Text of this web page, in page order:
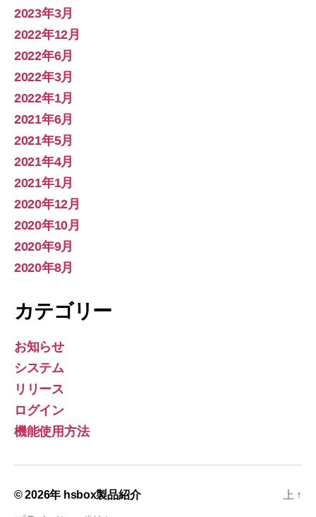
2023年3月
2022年12月
2022年6月
2022年3月
2022年1月
2021年6月
2021年5月
2021年4月
2021年1月
2020年12月
2020年10月
2020年9月
2020年8月
カテゴリー
お知らせ
システム
リリース
ログイン
機能使用方法
© 2026年 hsbox製品紹介 上 ↑